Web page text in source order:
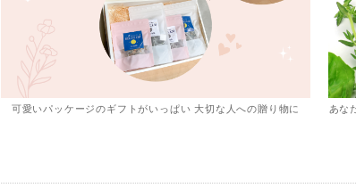
可愛いパッケージのギフトがいっぱい 大切な人への贈り物に あな